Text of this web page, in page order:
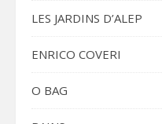
LES JARDINS D’ALEP
ENRICO COVERI
O BAG